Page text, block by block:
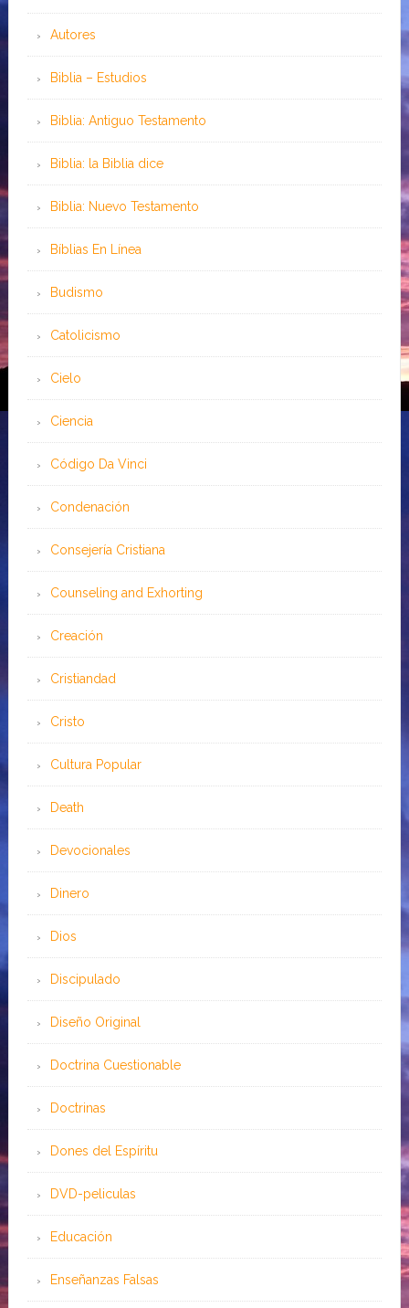
Autores
Biblia – Estudios
Biblia: Antiguo Testamento
Biblia: la Biblia dice
Biblia: Nuevo Testamento
Bíblias En Línea
Budismo
Catolicismo
Cielo
Ciencia
Código Da Vinci
Condenación
Consejería Cristiana
Counseling and Exhorting
Creación
Cristiandad
Cristo
Cultura Popular
Death
Devocionales
Dinero
Dios
Discipulado
Diseño Original
Doctrina Cuestionable
Doctrinas
Dones del Espíritu
DVD-peliculas
Educación
Enseñanzas Falsas